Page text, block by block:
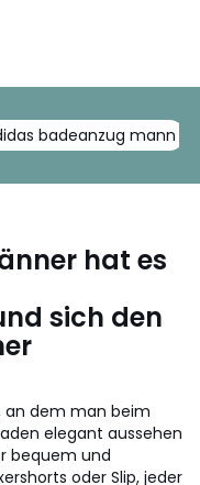
badeanzug mann
hat es
sich den
an dem man beim
elegant aussehen
bequem und
oder Slip, jeder